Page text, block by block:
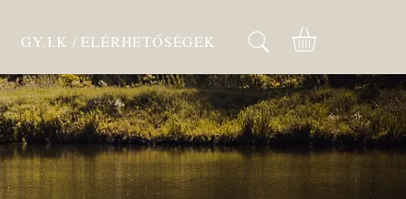
GY.I.K / ELÉRHETŐSÉGEK